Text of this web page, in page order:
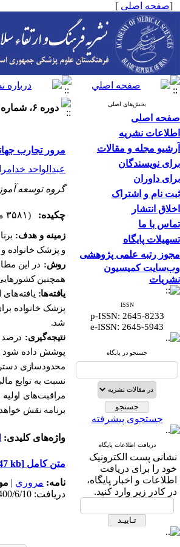
[صفحه اصلی ]
بخش‌های اصلی
صفحه اصلی
اطلاعات نشریه
آرشیو مجله و مقالات
برای نویسندگان
برای داوران
ثبت نام و اشتراک
اخلاق انتشار
تماس با ما
تسهیلات پایگاه
مجوز رتبه علمی پژوهشی
وب‌سایت کمیسیون
نشریات
ISSN
p-ISSN: 2645-8233
e-ISSN: 2645-5943
جستجو در پایگاه
جستجوی پیشرفته
دریافت اطلاعات پایگاه
نشانی پست الکترونیک
خود را برای دریافت
اطلاعات و اخبار پایگاه،
در کادر زیر وارد کنید.
دوره ۶، شماره ۱ - ( بهار ۱۴۰۱ )
مرور تجارب
عبدالواحد
گروه توسعه
چکیده: (۳۵۸۱ مشاهده)
زمینه و هدف:
و پزشک خانواده
روش: در این
همچنین
یافته‌ها: یافته
پزشک خانواده
شد.
نتیجه‌گیری: درصد
پوشش داده شود
محدودسازی
نسبت به توابع
مراقبت‌های
برنامه نقش
واژه‌های کلیدی:
متن کامل [PDF 247 kb]
نامه: مروري |
دریافت: 1400/6/10 | پذیرش: 1401/2/20 | انتشار الکترونیک پیش از انتشار نهایی: 1401/3/31 | انتشار: 1401/3/31